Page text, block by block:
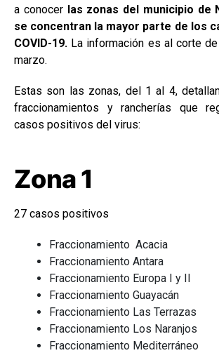
a conocerlas zonas del municipio de
se concentran la mayor parte de los
COVID-19. La información es al corte
marzo.
Estas son las zonas, del 1 al 4,
fraccionamientos y rancherías que
casos positivos del virus:
Zona 1
27 casos positivos
Fraccionamiento Acacia
Fraccionamiento Antara
Fraccionamiento Europa I y II
Fraccionamiento Guayacán
Fraccionamiento Las Terrazas
Fraccionamiento Los Naranjos
Fraccionamiento Mediterráneo